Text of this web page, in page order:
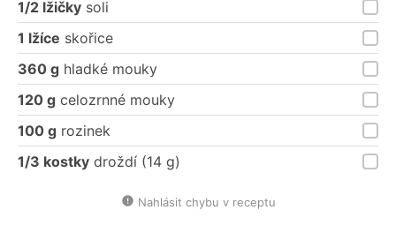
1/2 lžičky soli
1 lžíce skořice
360 g hladké mouky
120 g celozrnné mouky
100 g rozinek
1/3 kostky droždí (14 g)
Nahlásit chybu v receptu